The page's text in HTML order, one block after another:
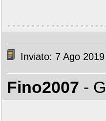
Inviato: 7 Ago
Fino2007 -